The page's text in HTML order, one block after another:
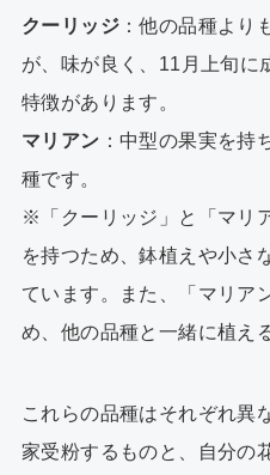
クーリッジ：他の品種より
が、味が良く、11月上旬に
特徴があります。
マリアン ：中型の果実を持
種です。
※「クーリッジ」と「マリ
を持つため、鉢植えや小さ
ています。また、「マリア
め、他の品種と一緒に植え
これらの品種はそれぞれ異
家受粉するものと、自分の